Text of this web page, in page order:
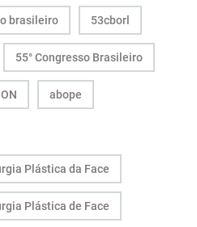
brasileiro 53cborl
55° Congresso Brasileiro
abope
Plástica da Face
Plástica de Face